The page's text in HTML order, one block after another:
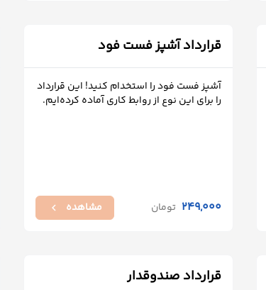
قرارداد آشپز فست فود
آشپز فست فود را استخدام کنید! این قرارداد
را برای این نوع از روابط کاری آماده کرده‌ایم.
249,000 تومان مشاهده chevron_left
قرارداد صندوقدار